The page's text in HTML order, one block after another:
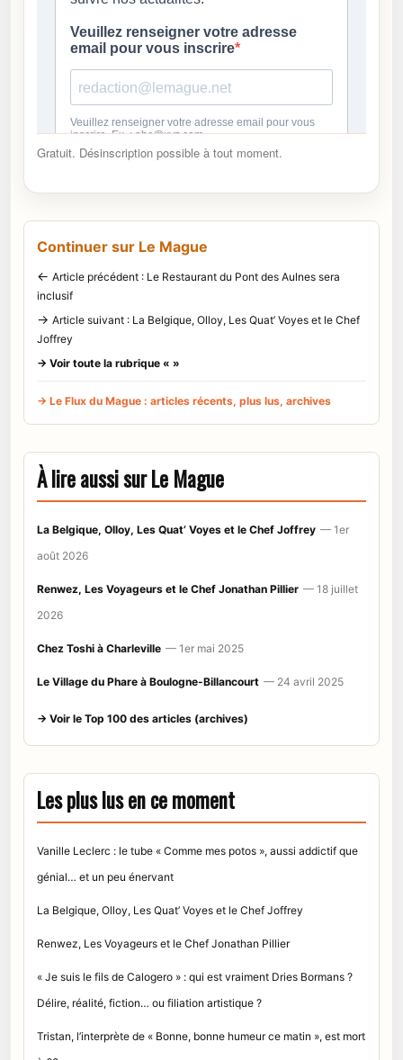
Gratuit. Désinscription possible à tout moment.
Continuer sur Le Mague
← Article précédent : Le Restaurant du Pont des Aulnes sera
inclusif
→ Article suivant : La Belgique, Olloy, Les Quat’ Voyes et le Chef
Joffrey
→ Voir toute la rubrique « »
→ Le Flux du Mague : articles récents, plus lus, archives
À lire aussi sur Le Mague
La Belgique, Olloy, Les Quat’ Voyes et le Chef Joffrey — 1er
août 2026
Renwez, Les Voyageurs et le Chef Jonathan Pillier — 18 juillet
2026
Chez Toshi à Charleville — 1er mai 2025
Le Village du Phare à Boulogne-Billancourt — 24 avril 2025
→ Voir le Top 100 des articles (archives)
Les plus lus en ce moment
Vanille Leclerc : le tube « Comme mes potos », aussi addictif que
génial… et un peu énervant
La Belgique, Olloy, Les Quat’ Voyes et le Chef Joffrey
Renwez, Les Voyageurs et le Chef Jonathan Pillier
« Je suis le fils de Calogero » : qui est vraiment Dries Bormans ?
Délire, réalité, fiction… ou filiation artistique ?
Tristan, l’interprète de « Bonne, bonne humeur ce matin », est mort